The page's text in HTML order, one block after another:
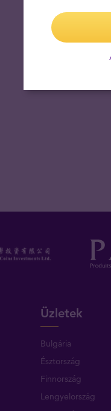
Üzletek
Bulgária
Észtország
Finnország
Lengyelország